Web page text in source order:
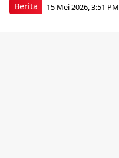
Berita 15 Mei 2026, 3:51 PM